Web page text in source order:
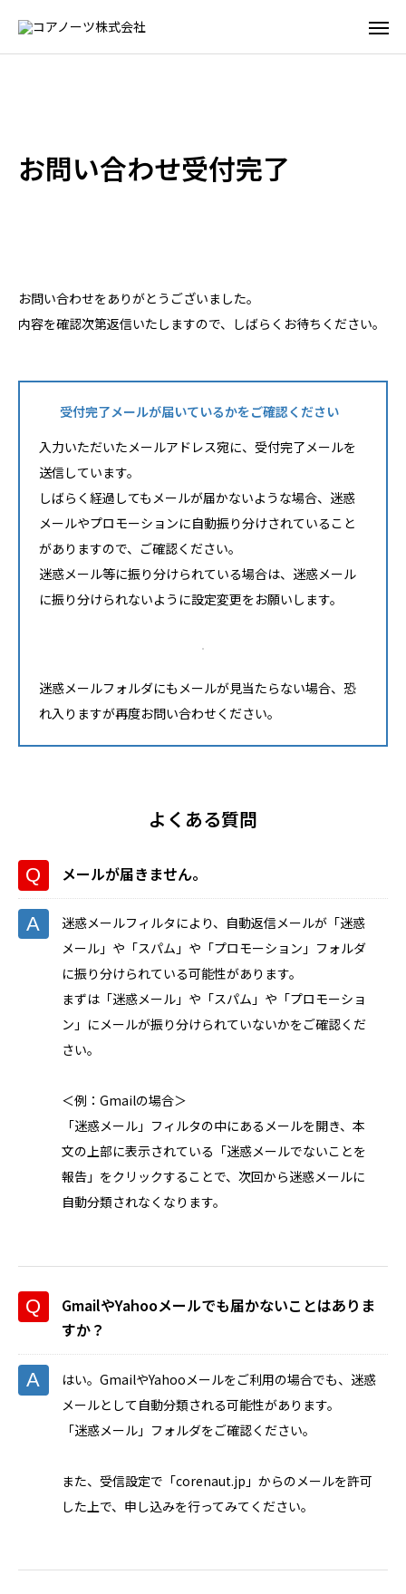
お問い合わせ受付完了
お問い合わせをありがとうございました。
内容を確認次第返信いたしますので、しばらくお待ちください。
受付完了メールが届いているかをご確認ください
入力いただいたメールアドレス宛に、受付完了メールを
送信しています。
しばらく経過してもメールが届かないような場合、迷惑
メールやプロモーションに自動振り分けされていること
がありますので、ご確認ください。
迷惑メール等に振り分けられている場合は、迷惑メール
に振り分けられないように設定変更をお願いします。
迷惑メールフォルダにもメールが見当たらない場合、恐
れ入りますが再度お問い合わせください。
よくある質問
メールが届きません。
迷惑メールフィルタにより、自動返信メールが「迷惑
メール」や「スパム」や「プロモーション」フォルダ
に振り分けられている可能性があります。
まずは「迷惑メール」や「スパム」や「プロモーショ
ン」にメールが振り分けられていないかをご確認くだ
さい。
＜例：Gmailの場合＞
「迷惑メール」フィルタの中にあるメールを開き、本
文の上部に表示されている「迷惑メールでないことを
報告」をクリックすることで、次回から迷惑メールに
自動分類されなくなります。
GmailやYahooメールでも届かないことはありま
すか？
はい。GmailやYahooメールをご利用の場合でも、迷惑
メールとして自動分類される可能性があります。
「迷惑メール」フォルダをご確認ください。
また、受信設定で「corenaut.jp」からのメールを許可
した上で、申し込みを行ってみてください。